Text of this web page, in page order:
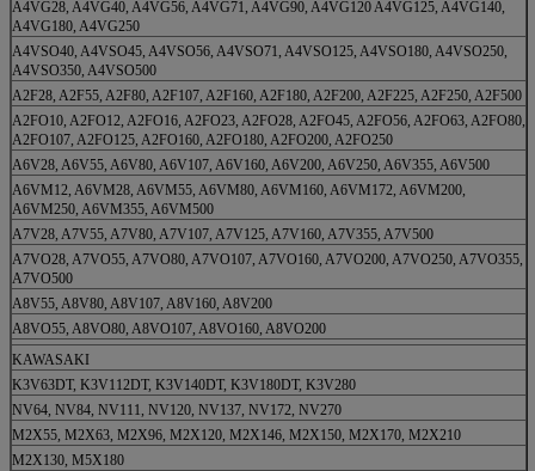
A4VG28, A4VG40, A4VG56, A4VG71, A4VG90, A4VG120 A4VG125, A4VG140,
A4VG180, A4VG250
A4VSO40, A4VSO45, A4VSO56, A4VSO71, A4VSO125, A4VSO180, A4VSO250,
A4VSO350, A4VSO500
A2F28, A2F55, A2F80, A2F107, A2F160, A2F180, A2F200, A2F225, A2F250, A2F500
A2FO10, A2FO12, A2FO16, A2FO23, A2FO28, A2FO45, A2FO56, A2FO63, A2FO80,
A2FO107, A2FO125, A2FO160, A2FO180, A2FO200, A2FO250
A6V28, A6V55, A6V80, A6V107, A6V160, A6V200, A6V250, A6V355, A6V500
A6VM12, A6VM28, A6VM55, A6VM80, A6VM160, A6VM172, A6VM200,
A6VM250, A6VM355, A6VM500
A7V28, A7V55, A7V80, A7V107, A7V125, A7V160, A7V355, A7V500
A7VO28, A7VO55, A7VO80, A7VO107, A7VO160, A7VO200, A7VO250, A7VO355,
A7VO500
A8V55, A8V80, A8V107, A8V160, A8V200
A8VO55, A8VO80, A8VO107, A8VO160, A8VO200
KAWASAKI
K3V63DT, K3V112DT, K3V140DT, K3V180DT, K3V280
NV64, NV84, NV111, NV120, NV137, NV172, NV270
M2X55, M2X63, M2X96, M2X120, M2X146, M2X150, M2X170, M2X210
M2X130, M5X180